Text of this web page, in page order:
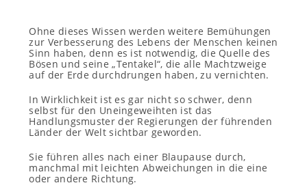
Ohne dieses Wissen werden weitere Bemühungen
zur Verbesserung des Lebens der Menschen keinen
Sinn haben, denn es ist notwendig, die Quelle des
Bösen und seine „Tentakel“, die alle Machtzweige
auf der Erde durchdrungen haben, zu vernichten.
In Wirklichkeit ist es gar nicht so schwer, denn
selbst für den Uneingeweihten ist das
Handlungsmuster der Regierungen der führenden
Länder der Welt sichtbar geworden.
Sie führen alles nach einer Blaupause durch,
manchmal mit leichten Abweichungen in die eine
oder andere Richtung.